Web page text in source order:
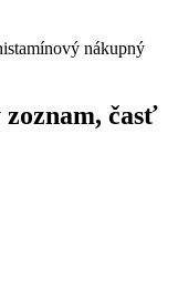
nákupný
časť